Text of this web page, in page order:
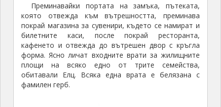
Германи
Замък
Елц
край